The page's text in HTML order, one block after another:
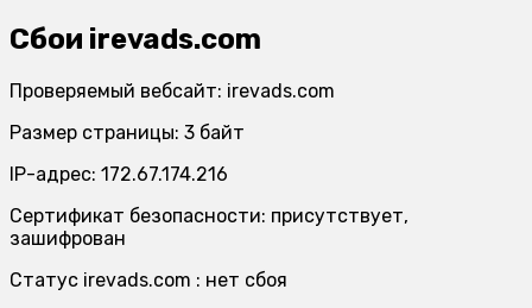
Сбои irevads.com
Проверяемый вебсайт: irevads.com
Размер страницы: 3 байт
IP-адрес: 172.67.174.216
Сертификат безопасности: присутствует,
зашифрован
Статус irevads.com : нет сбоя